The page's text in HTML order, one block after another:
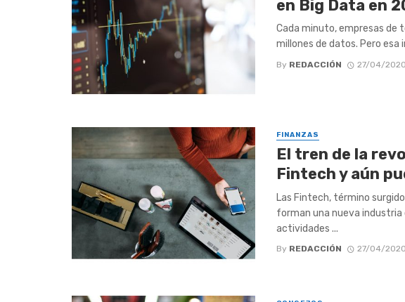
en Big Data en
Cada minuto, empresas de
millones de datos. Pero esa
By REDACCIÓN 27/04/2020
FINANZAS
El tren de la
Fintech y aún
Las Fintech, término
forman una nueva industria
actividades ...
By REDACCIÓN 27/04/2020